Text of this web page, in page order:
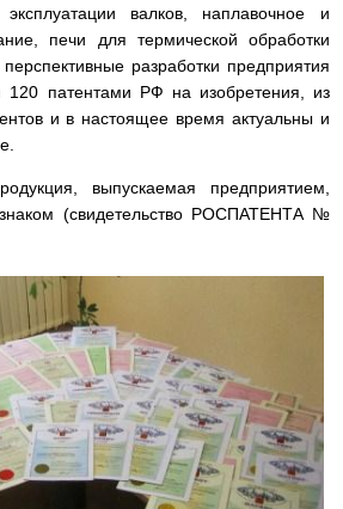
валков, наплавочное и
печи для термической обработки
разработки предприятия
патентами РФ на изобретения, из
и в настоящее время актуальны и
выпускаемая предприятием,
(свидетельство РОСПАТЕНТА №